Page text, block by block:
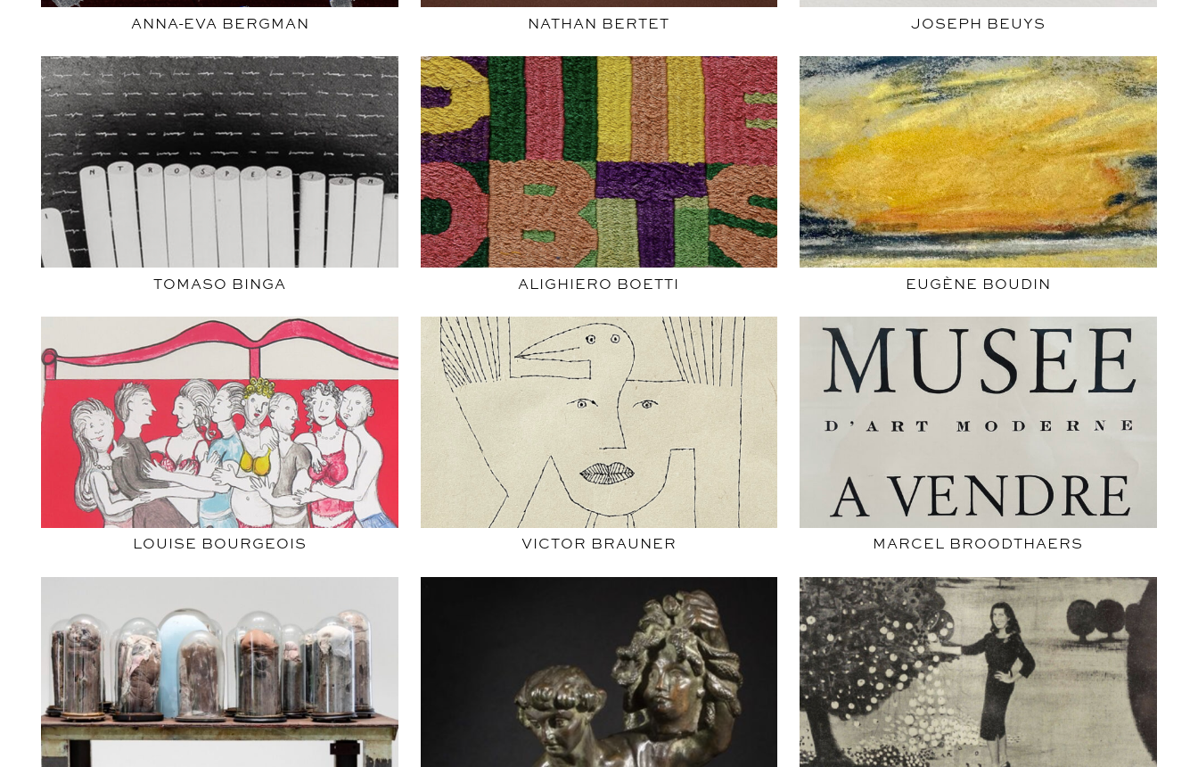
ANNA-EVA BERGMAN NATHAN BERTET JOSEPH BEUYS
TOMASO BINGA ALIGHIERO BOETTI EUGÈNE BOUDIN
LOUISE BOURGEOIS VICTOR BRAUNER MARCEL BROODTHAERS